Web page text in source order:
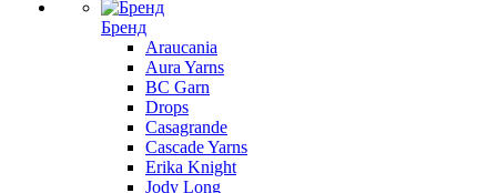
Бренд
Araucania
Aura Yarns
BC Garn
Drops
Casagrande
Cascade Yarns
Erika Knight
Jody Long